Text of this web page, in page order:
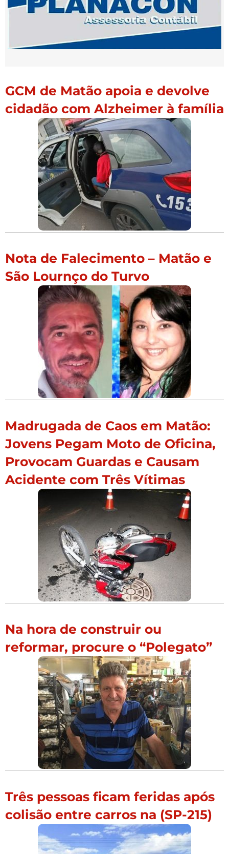
GCM de Matão apoia e devolve
cidadão com Alzheimer à família
Nota de Falecimento – Matão e
São Lournço do Turvo
Madrugada de Caos em Matão:
Jovens Pegam Moto de Oficina,
Provocam Guardas e Causam
Acidente com Três Vítimas
Na hora de construir ou
reformar, procure o “Polegato”
Três pessoas ficam feridas após
colisão entre carros na (SP-215)